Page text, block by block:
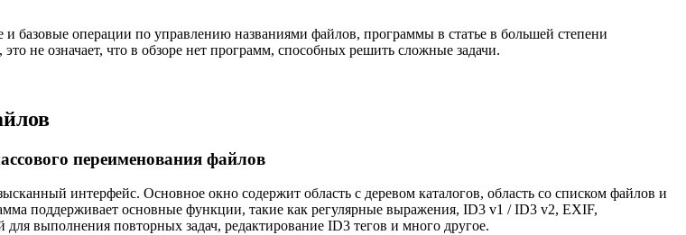
базовые операции по управлению названиями файлов, программы в статье в большей степени
не означает, что в обзоре нет программ, способных решить сложные задачи.
переименования файлов
интерфейс. Основное окно содержит область с деревом каталогов, область со списком файлов и
поддерживает основные функции, такие как регулярные выражения, ID3 v1 / ID3 v2, EXIF,
выполнения повторных задач, редактирование ID3 тегов и много другое.